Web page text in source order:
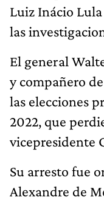
Luiz Inácio
las
El general
y compañero
las elecciones
2022, que
vicepresidente
Su arresto fue
Alexandre de